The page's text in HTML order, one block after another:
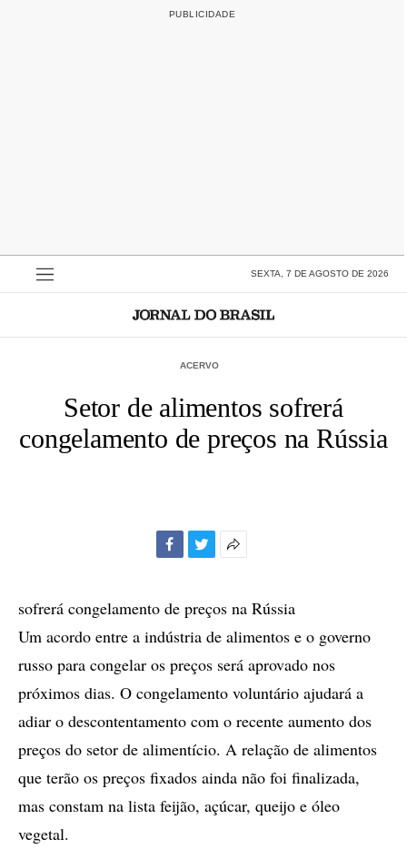
SEXTA, 7 DE AGOSTO DE 2026
ACERVO
Setor de alimentos sofrerá
congelamento de preços na Rússia
compartilhamento
sofrerá congelamento de preços na Rússia
Um acordo entre a indústria de alimentos e o governo
russo para congelar os preços será aprovado nos
próximos dias. O congelamento voluntário ajudará a
adiar o descontentamento com o recente aumento dos
preços do setor de alimentício. A relação de alimentos
que terão os preços fixados ainda não foi finalizada,
mas constam na lista feijão, açúcar, queijo e óleo
vegetal.